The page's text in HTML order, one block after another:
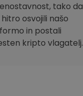
tako da
osvojili našo
in postali
kripto vlagatelj.